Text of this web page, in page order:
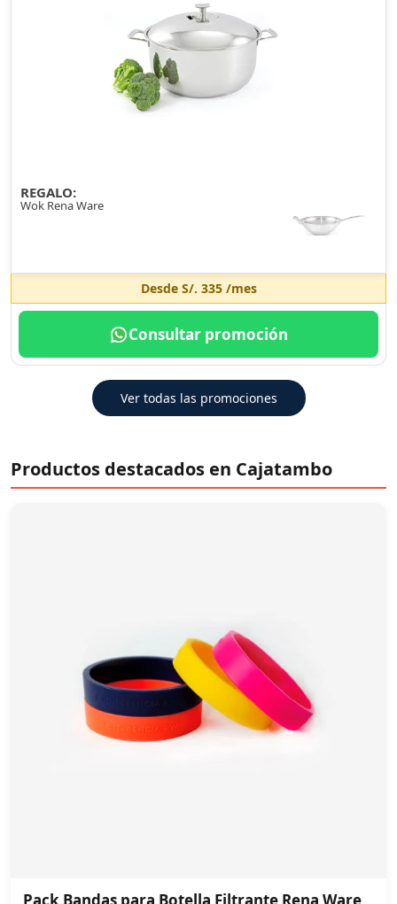
REGALO:
Wok Rena Ware
Desde S/. 335/mes
Consultar promoción
Ver todas las promociones
Productos destacados en Cajatambo